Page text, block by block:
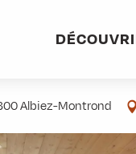
Albiez-Montrond